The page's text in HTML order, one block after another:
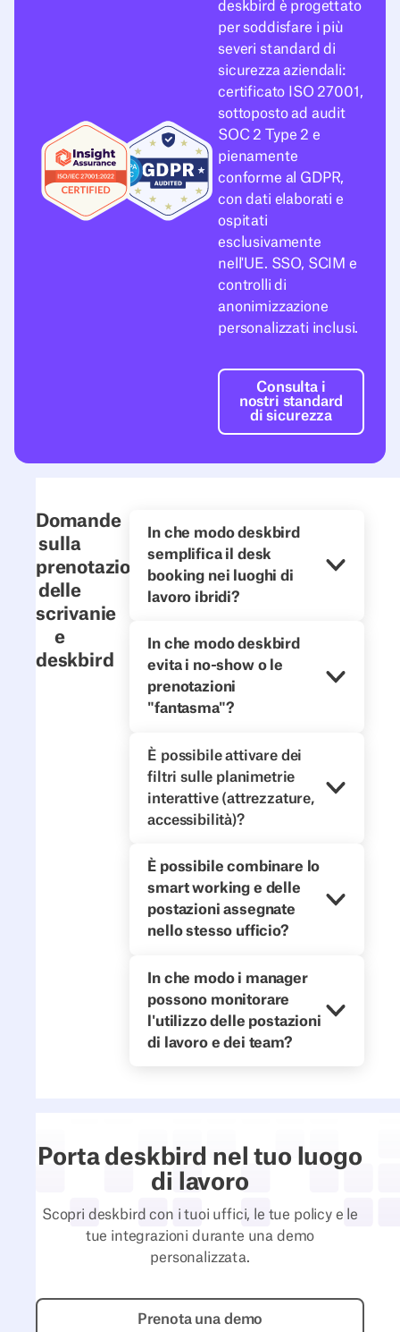
deskbird è progettato
per soddisfare i più
severi standard di
sicurezza aziendali:
certificato ISO 27001,
sottoposto ad audit
SOC 2 Type 2 e
pienamente
conforme al GDPR,
con dati elaborati e
ospitati
esclusivamente
nell'UE. SSO, SCIM e
controlli di
anonimizzazione
personalizzati inclusi.
Consulta i
Consulta i
nostri standard
di sicurezza
Domande
sulla
prenotazione
delle
scrivanie
e
deskbird
In che modo deskbird
semplifica il desk
booking nei luoghi di
lavoro ibridi?
In che modo deskbird
evita i no-show o le
prenotazioni
"fantasma"?
È possibile attivare dei
filtri sulle planimetrie
interattive (attrezzature,
accessibilità)?
È possibile combinare lo
smart working e delle
postazioni assegnate
nello stesso ufficio?
In che modo i manager
possono monitorare
l'utilizzo delle postazioni
di lavoro e dei team?
Porta deskbird nel tuo luogo
di lavoro
Scopri deskbird con i tuoi uffici, le tue policy e le
tue integrazioni durante una demo
personalizzata.
Prenota una demo